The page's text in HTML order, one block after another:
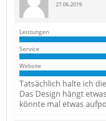
27.06.2019
Leistungen
Service
Website
Tatsächlich halte ich
Das Design hängt
könnte mal etwas